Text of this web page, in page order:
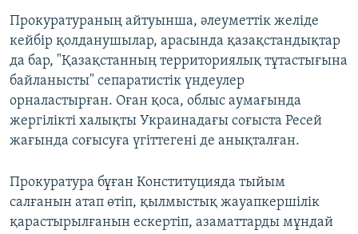
Прокуратураның айтуынша, әлеуметтік желіде
кейбір қолданушылар, арасында қазақстандықтар
да бар, "Қазақстанның территориялық тұтастығына
байланысты" сепаратистік үндеулер
орналастырған. Оған қоса, облыс аумағында
жергілікті халықты Украинадағы соғыста Ресей
жағында соғысуға үгіттегені де анықталған.
Прокуратура бұған Конституцияда тыйым
салғанын атап өтіп, қылмыстық жауапкершілік
қарастырылғанын ескертіп, азаматтарды мұндай